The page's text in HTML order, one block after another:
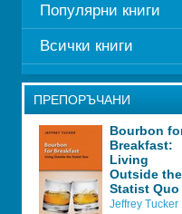
Популярни книги
Всички книги
ПРЕПОРЪЧАНИ
Bourbon
Breakfast:
Living
Outside the
Statist Quo
Jeffrey Tucker